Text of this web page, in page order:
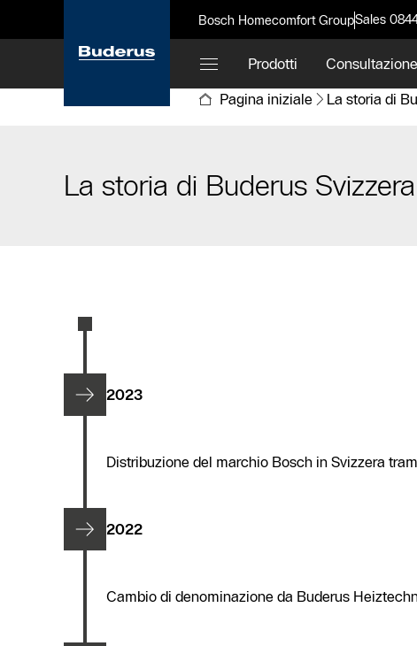
Bosch Homecomfort GroupSales
Prodotti
Pagina iniziale
La storia di
La storia di Buderus Svizzera
2023
Distribuzione del marchio Bosch in Svizzera
2022
Cambio di denominazione da Buderus